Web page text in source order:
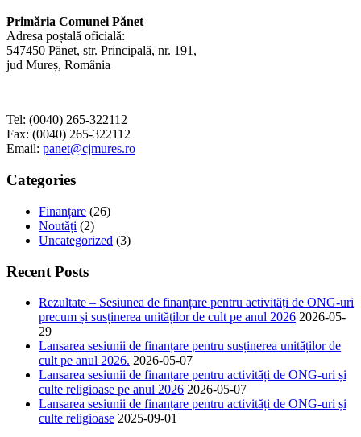
Primăria Comunei Pănet
Adresa poștală oficială:
547450 Pănet, str. Principală, nr. 191,
jud Mureș, România
Tel: (0040) 265-322112
Fax: (0040) 265-322112
Email: panet@cjmures.ro
Categories
Finanțare (26)
Noutăți (2)
Uncategorized (3)
Recent Posts
Rezultate – Sesiunea de finanțare pentru activități de ONG-uri
precum și susținerea unităților de cult pe anul 2026 2026-05-
29
Lansarea sesiunii de finanțare pentru susținerea unităților de
cult pe anul 2026. 2026-05-07
Lansarea sesiunii de finanțare pentru activități de ONG-uri și
culte religioase pe anul 2026 2026-05-07
Lansarea sesiunii de finanțare pentru activități de ONG-uri și
culte religioase 2025-09-01